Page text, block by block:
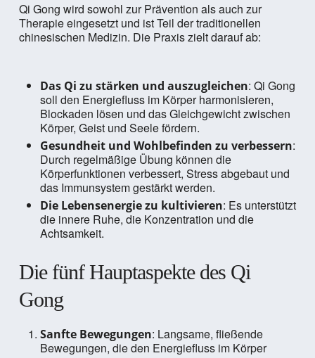
Qi Gong wird sowohl zur Prävention als auch zur
Therapie eingesetzt und ist Teil der traditionellen
chinesischen Medizin. Die Praxis zielt darauf ab:
Das Qi zu stärken und auszugleichen: Qi Gong
soll den Energiefluss im Körper harmonisieren,
Blockaden lösen und das Gleichgewicht zwischen
Körper, Geist und Seele fördern.
Gesundheit und Wohlbefinden zu verbessern:
Durch regelmäßige Übung können die
Körperfunktionen verbessert, Stress abgebaut und
das Immunsystem gestärkt werden.
Die Lebensenergie zu kultivieren: Es unterstützt
die innere Ruhe, die Konzentration und die
Achtsamkeit.
Die fünf Hauptaspekte des Qi
Gong
Sanfte Bewegungen: Langsame, fließende
Bewegungen, die den Energiefluss im Körper